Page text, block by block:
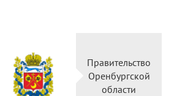
Правительство
Оренбургской
области